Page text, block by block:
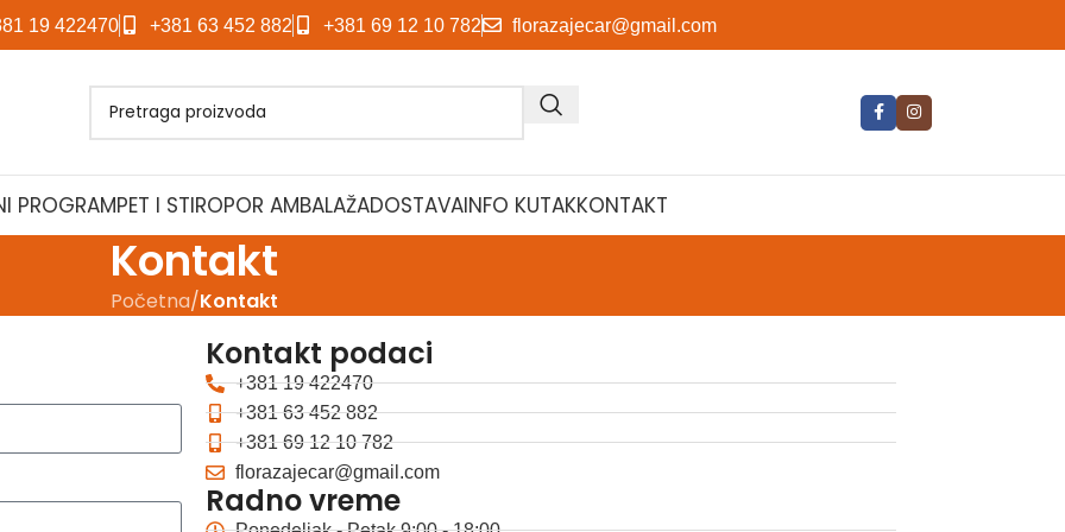
19 422470 +381 63 452 882 +381 69 12 10 782 florazajecar@gmail.com
PROGRAMPET I STIROPOR AMBALAŽADOSTAVAINFO KUTAKKONTAKT
Kontakt
Početna/Kontakt
Kontakt podaci
+381 19 422470
+381 63 452 882
+381 69 12 10 782
florazajecar@gmail.com
Radno vreme